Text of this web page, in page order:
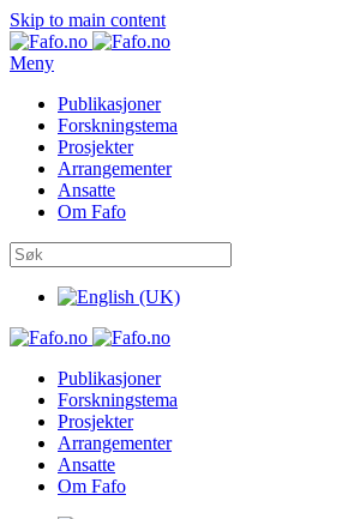
Skip to main content
Meny
Publikasjoner
Forskningstema
Prosjekter
Arrangementer
Ansatte
Om Fafo
Publikasjoner
Forskningstema
Prosjekter
Arrangementer
Ansatte
Om Fafo